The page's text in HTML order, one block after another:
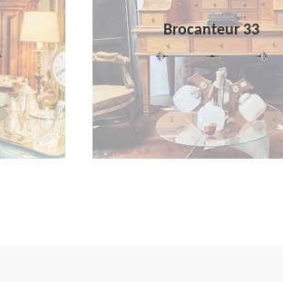
Brocanteur 33